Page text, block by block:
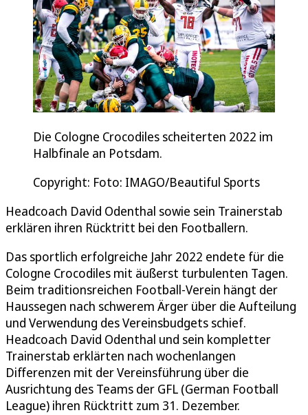
Die Cologne Crocodiles scheiterten 2022 im
Halbfinale an Potsdam.
Copyright: Foto: IMAGO/Beautiful Sports
Headcoach David Odenthal sowie sein Trainerstab
erklären ihren Rücktritt bei den Footballern.
Das sportlich erfolgreiche Jahr 2022 endete für die
Cologne Crocodiles mit äußerst turbulenten Tagen.
Beim traditionsreichen Football-Verein hängt der
Haussegen nach schwerem Ärger über die Aufteilung
und Verwendung des Vereinsbudgets schief.
Headcoach David Odenthal und sein kompletter
Trainerstab erklärten nach wochenlangen
Differenzen mit der Vereinsführung über die
Ausrichtung des Teams der GFL (German Football
League) ihren Rücktritt zum 31. Dezember.